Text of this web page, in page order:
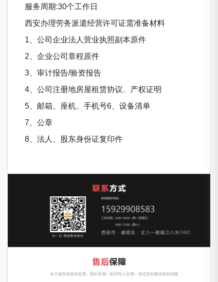
服务周期:30个工作日
西安办理劳务派遣经营许可证需准备材料
1、公司企业法人营业执照副本原件
2、企业公司章程原件
3、审计报告/验资报告
4、公司注册地房屋租赁协议、产权证明
5、邮箱、座机、手机号6、设备清单
7、公章
8、法人、股东身份证复印件